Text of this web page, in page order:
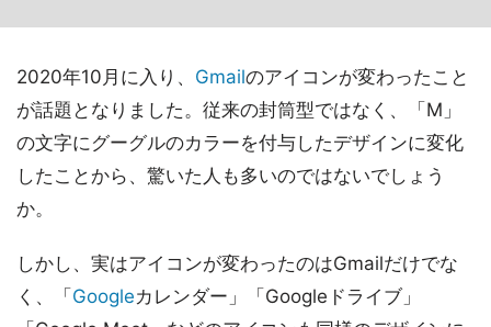
2020年10月に入り、 Gmailのアイコンが変わったこと
が話題となりました。従来の封筒型ではなく、「M」
の文字にグーグルのカラーを付与したデザインに変化
したことから、驚いた人も多いのではないでしょう
か。
しかし、実はアイコンが変わったのはGmailだけでな
く、「 Googleカレンダー」「Googleドライブ」